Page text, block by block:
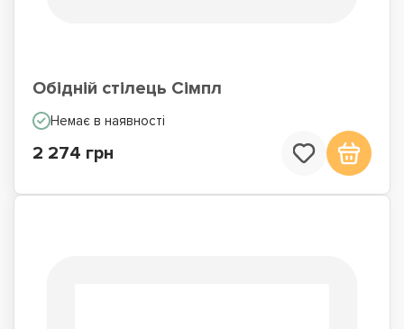
Обідній стілець Сімпл
Немає в наявності
2 274 грн